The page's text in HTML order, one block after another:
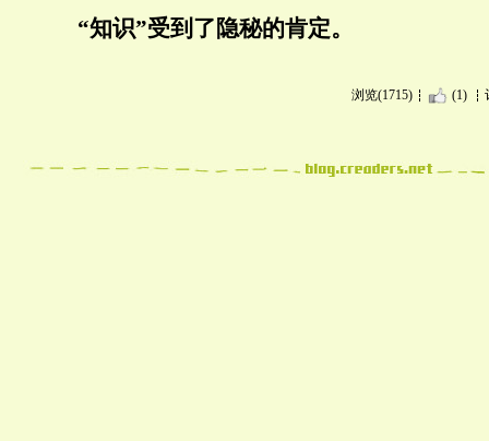
“知识”受到了隐秘的肯定。
浏览(1715) (1)